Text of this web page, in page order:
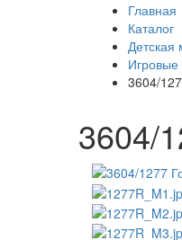
Главная
Каталог
Детская
3604/
3604/